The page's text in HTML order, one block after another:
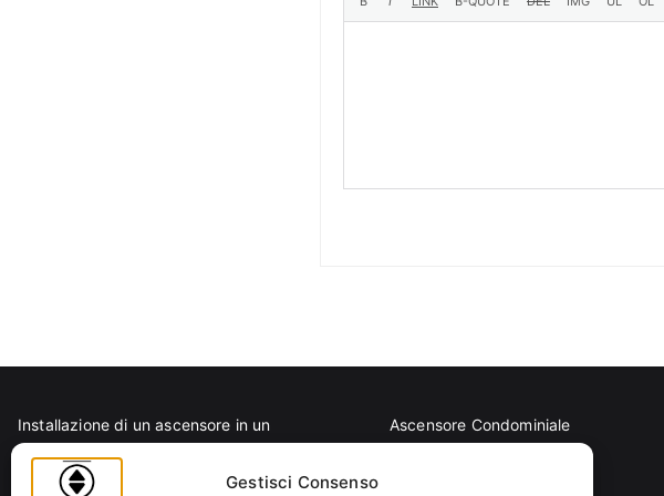
Gestisci Consenso
Installazione di un ascensore in un
D.P.R. 503/1996: regolamento per
Ascensore Condominiale